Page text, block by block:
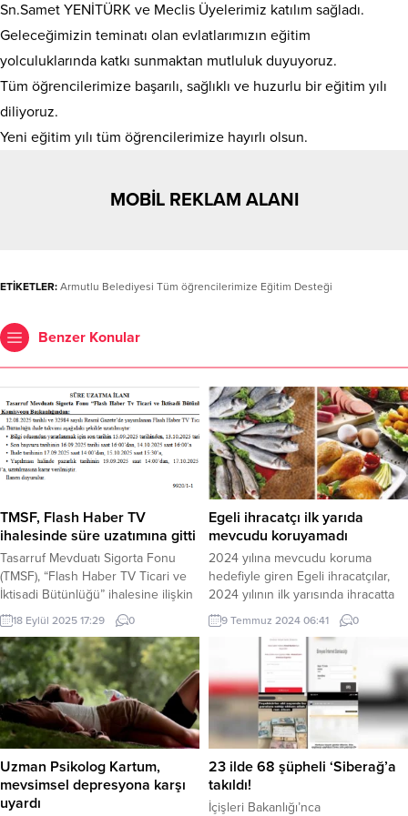
Sn.Samet YENİTÜRK ve Meclis Üyelerimiz katılım sağladı.
Geleceğimizin teminatı olan evlatlarımızın eğitim
yolculuklarında katkı sunmaktan mutluluk duyuyoruz.
Tüm öğrencilerimize başarılı, sağlıklı ve huzurlu bir eğitim yılı
diliyoruz.
Yeni eğitim yılı tüm öğrencilerimize hayırlı olsun.
MOBİL REKLAM ALANI
ETİKETLER: Armutlu Belediyesi Tüm öğrencilerimize Eğitim Desteği
Benzer Konular
TMSF, Flash Haber TV
ihalesinde süre uzatımına gitti
Tasarruf Mevduatı Sigorta Fonu
(TMSF), “Flash Haber TV Ticari ve
İktisadi Bütünlüğü” ihalesine ilişkin
takvimin uzatıldığını duyurdu.
Bugünkü Resmi Gazete’de
yayımlanan ilana göre, ihale süreci
yeni tarihlerle güncellendi.
ANKARA (İGFA) – TMSF Satış
Komisyonu Başkanlığı, 12 Ağustos
2025 tarihli Resmi Gazete’de ilan
edilen Flash Haber TV ihale
takviminde değişiklik yaptı....
18 Eylül 2025 17:29 0
Egeli ihracatçı ilk yarıda
mevcudu koruyamadı
2024 yılına mevcudu koruma
hedefiyle giren Egeli ihracatçılar,
2024 yılının ilk yarısında ihracatta
yüzde 5’lik gerilemeye engel
olamadı ve ihracatta 20 milyar 912
milyon dolardan 19 milyar 783
milyon dolara geriledi. İZMİR (İGFA)
– 2023 yılının Ocak-Haziran
döneminde 20 milyar 912 milyon
dolar dış satıma imza atan Egeli
ihracatçılar, 2024...
9 Temmuz 2024 06:41 0
Uzman Psikolog Kartum,
mevsimsel depresyona karşı
uyardı
23 ilde 68 şüpheli ‘Siberağ’a
takıldı!
İçişleri Bakanlığı’nca